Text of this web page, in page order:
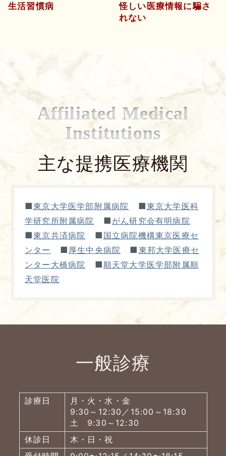
生活習慣病
怪しい医療情報に騙さ
れない
Affiliated Medical
Institutions
主な提携医療機関
■東京大学医学部附属病院 ■東京大学医科
学研究所附属病院
■ がん研究会有明病院
■東京共済病院 ■ 国立病院機構東京医療セ
ンター
■ 厚生中央病院 ■ 東邦大学医療セ
ンター大橋病院
■ 順天堂大学医学部附属順
天堂医院
一般診療
診療日
月・火・水・金
9:30～12:30／15:00～18:30
土 9:30～12:30
休診日
木・日・祝